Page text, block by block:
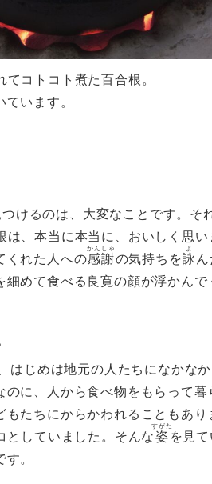
コトコト煮た百合根。
います。
つけるのは、大変なことです。そ
は、本当に本当に、おいしく思い
くれた人への感謝
かんしゃ
の気持ちを詠
よ
めて食べる良寛の顔が浮かんで
はじめは地元の人たちになかなか
のに、人から食べ物をもらって
たちにからかわれることもあり
としていました。そんな 姿
すがた
を見
。